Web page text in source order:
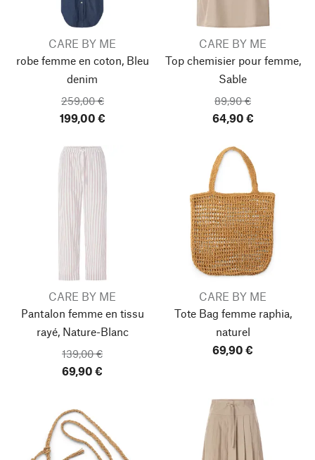
CARE BY ME
robe femme en coton, Bleu
denim
259,00 €
199,00 €
CARE BY ME
Top chemisier pour femme,
Sable
89,90 €
64,90 €
CARE BY ME
Pantalon femme en tissu
rayé, Nature-Blanc
139,00 €
69,90 €
CARE BY ME
Tote Bag femme raphia,
naturel
69,90 €